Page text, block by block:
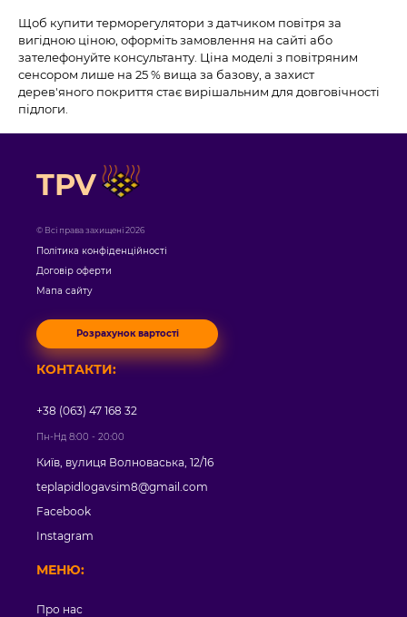
Щоб купити терморегулятори з датчиком повітря за
вигідною ціною, оформіть замовлення на сайті або
зателефонуйте консультанту. Ціна моделі з повітряним
сенсором лише на 25 % вища за базову, а захист
дерев'яного покриття стає вирішальним для довговічності
підлоги.
TPV
© Всі права захищені 2026
Політика конфіденційності
Договір оферти
Мапа сайту
Розрахунок вартості
МЕНЮ:
Про нас
КОНТАКТИ:
+38 (063) 47 168 32
Пн-Нд 8:00 - 20:00
Київ, вулиця Волноваська, 12/16
teplapidlogavsim8@gmail.com
Facebook
Instagram